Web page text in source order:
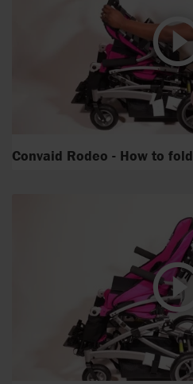
Convaid Rodeo - How to fold